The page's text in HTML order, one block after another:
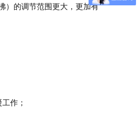
）的调节范围更大，更加有
作；